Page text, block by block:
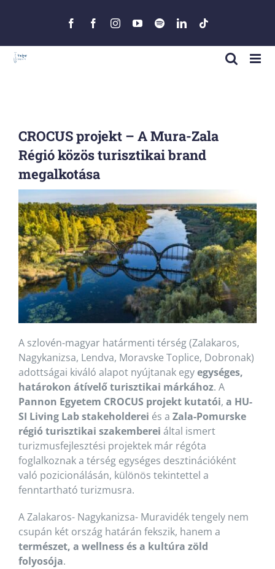
FacebookFacebookInstagramYouTube
SpotifyLinkedIn
CROCUS projekt – A Mura-Zala
Régió közös turisztikai brand
megalkotása
A szlovén-magyar határmenti térség (Zalakaros,
Nagykanizsa, Lendva, Moravske Toplice, Dobronak)
adottságai kiváló alapot nyújtanak egyegységes,
határokon átívelő turisztikai márkához. A
Pannon Egyetem CROCUS projekt kutatói, a HU-
SI Living Lab stakeholderei és a Zala-Pomurske
régió turisztikai szakemberei által ismert
turizmusfejlesztési projektek már régóta
foglalkoznak a térség egységes desztinációként
való pozicionálásán, különös tekintettel a
fenntartható turizmusra.
A Zalakaros- Nagykanizsa- Muravidék tengely nem
csupán két ország határán fekszik, hanem a
természet, a wellness és a kultúra zöld
folyosója.